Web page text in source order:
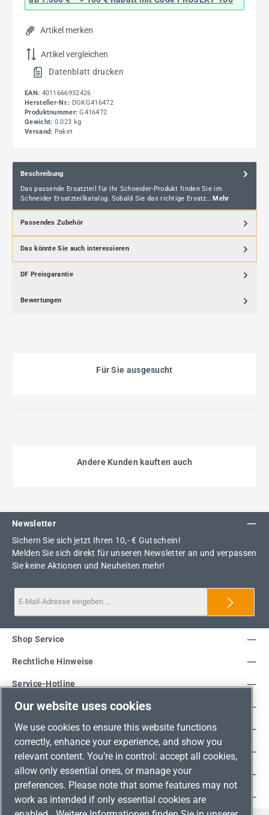
Artikel merken
Artikel vergleichen
. Datenblatt drucken
EAN: 4011666932426
Hersteller-Nr.: DGKG416472
Produktnummer: G416472
Gewicht: 0.023 kg
Versand: Paket
Beschreibung
Das passende Ersatzteil für Ihr Schneider-Produkt finden Sie im
Schneider Ersatzteilkatalog. Sobald Sie das richtige Ersatz…Mehr
Passendes Zubehör
Das könnte Sie auch interessieren
DF Preisgarantie
Bewertungen
Für Sie ausgesucht
Andere Kunden kauften auch
Newsletter
Sichern Sie sich jetzt Ihren 10,- € Gutschein!
Melden Sie sich direkt für unseren Newsletter an und verpassen
Sie keine Aktionen und Neuheiten mehr!
Service-Hotline
Shop Service
Rechtliche Hinweise
Unsere Vorteile
Versandarten
Zahlungsarten
Adresse
Umweltschutz & Partnerschaft
Our website uses cookies
We use cookies to ensure this website functions
correctly, enhance your experience, and show you
relevant content. You’re in control: accept all cookies,
allow only essential ones, or manage your
preferences. Please note that some features may not
work as intended if only essential cookies are